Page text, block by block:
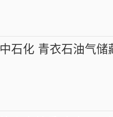
中石化 青衣石油气储